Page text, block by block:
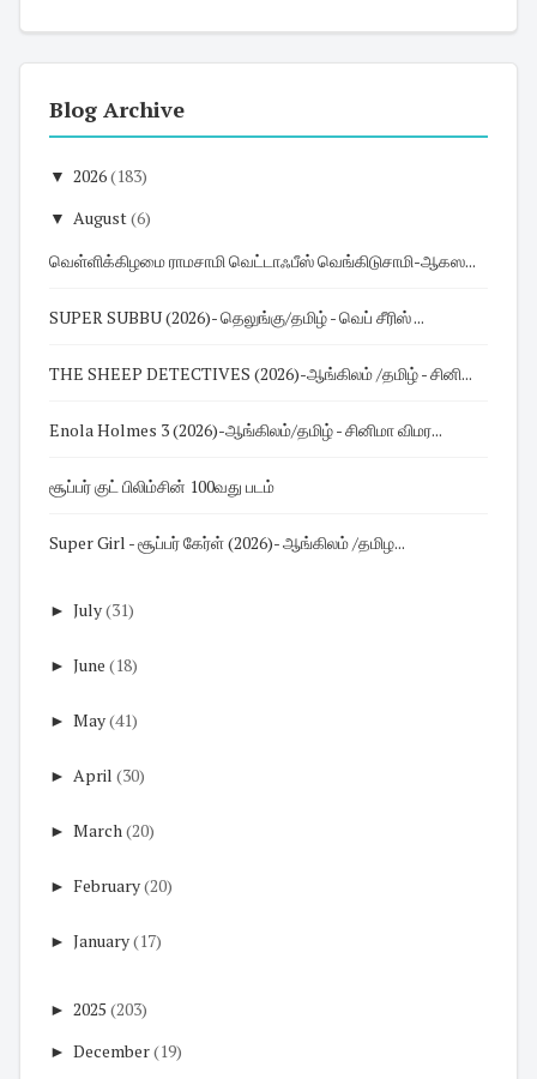
Blog Archive
▼ 2026(183)
▼ August(6)
வெள்ளிக்கிழமை ராமசாமி வெட்டாஃபீஸ் வெங்கிடுசாமி-ஆகஸ...
SUPER SUBBU (2026)- தெலுங்கு/தமிழ் - வெப் சீரிஸ் ...
THE SHEEP DETECTIVES (2026)-ஆங்கிலம் /தமிழ் - சினி...
Enola Holmes 3 (2026)-ஆங்கிலம்/தமிழ் - சினிமா விமர...
சூப்பர் குட் பிலிம்சின் 100வது படம்
Super Girl - சூப்பர் கேர்ள் (2026)- ஆங்கிலம் /தமிழ...
► July(31)
► June (18)
► May(41)
► April (30)
► March(20)
► February(20)
► January(17)
► 2025 (203)
► December(19)